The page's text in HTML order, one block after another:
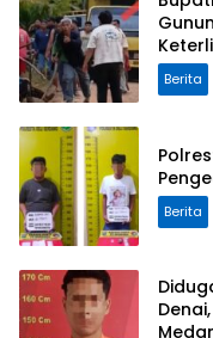
Berita
Berita